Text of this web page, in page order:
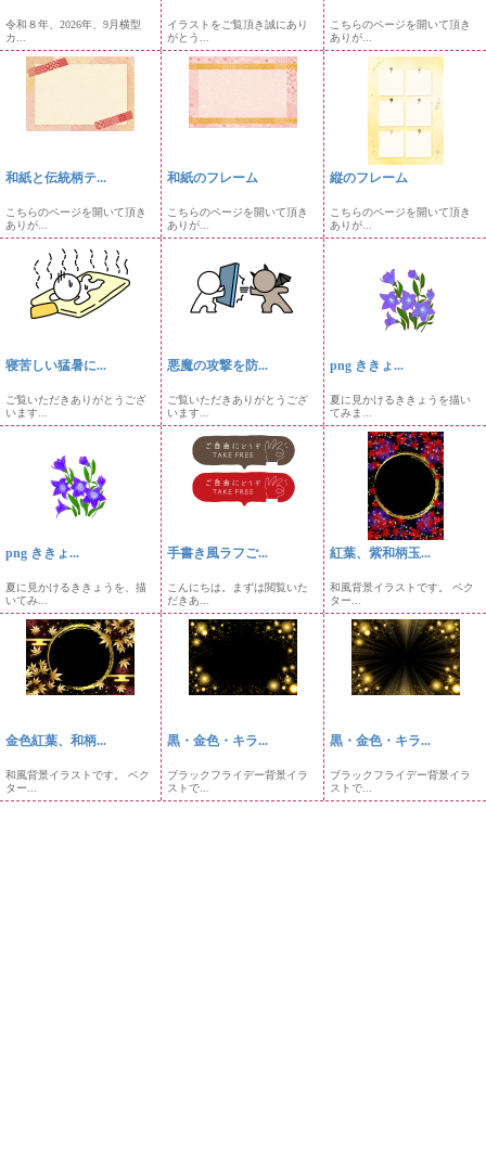
令和８年、2026年、9月横型
カ...
イラストをご覧頂き誠にあり
がとう...
こちらのページを開いて頂き
ありが...
和紙と伝統柄テ...
こちらのページを開いて頂き
ありが...
和紙のフレーム
こちらのページを開いて頂き
ありが...
縦のフレーム
こちらのページを開いて頂き
ありが...
寝苦しい猛暑に...
ご覧いただきありがとうござ
います...
悪魔の攻撃を防...
ご覧いただきありがとうござ
います...
png ききょ...
夏に見かけるききょうを描い
てみま...
png ききょ...
夏に見かけるききょうを、描
いてみ...
手書き風ラフご...
こんにちは。まずは閲覧いた
だきあ...
紅葉、紫和柄玉...
和風背景イラストです。 ベク
ター...
金色紅葉、和柄...
和風背景イラストです。 ベク
ター...
黒・金色・キラ...
ブラックフライデー背景イラ
ストで...
黒・金色・キラ...
ブラックフライデー背景イラ
ストで...